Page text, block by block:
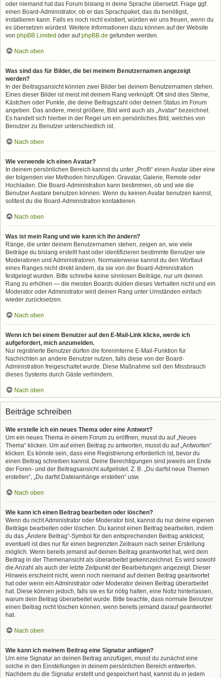
oder niemand hat das Forum bislang in deine Sprache übersetzt. Frage ggf.
einen Board-Administrator, ob er das Sprachpaket, das du benötigst,
installieren kann. Falls es noch nicht existiert, würden wir uns freuen, wenn du
es übersetzen würdest. Weitere Informationen dazu können auf der Website
von phpBB Limited oder aufphpBB.de gefunden werden.
Nach oben
Was sind das für Bilder, die bei meinem Benutzernamen angezeigt
werden?
In der Beitragsansicht können zwei Bilder bei deinem Benutzernamen stehen.
Eines dieser Bilder ist meist mit deinem Rang verknüpft: Oft sind dies Sterne,
Kästchen oder Punkte, die deine Beitragszahl oder deinen Status im Forum
angeben. Das andere, meist größere, Bild wird auch als „Avatar“ bezeichnet.
Es handelt sich hierbei in der Regel um ein persönliches Bild, welches von
Benutzer zu Benutzer unterschiedlich ist.
Nach oben
Wie verwende ich einen Avatar?
In deinem persönlichen Bereich kannst du unter „Profil“ einen Avatar über eine
der folgenden vier Methoden hinzufügen: Gravatar, Galerie, Remote oder
Hochladen. Die Board-Administration kann bestimmen, ob und wie die
Benutzer Avatare benutzen können. Wenn du keinen Avatar benutzen kannst,
solltest du die Board-Administration kontaktieren.
Nach oben
Was ist mein Rang und wie kann ich ihn ändern?
Ränge, die unter deinem Benutzernamen stehen, zeigen an, wie viele
Beiträge du bislang erstellt hast oder identifizieren bestimmte Benutzer wie
Moderatoren und Administratoren. Normalerweise kannst du den Wortlaut
eines Ranges nicht direkt ändern, da sie von der Board-Administration
festgelegt wurden. Bitte schreibe keine sinnlosen Beiträge, nur um deinen
Rang zu erhöhen — die meisten Boards dulden dieses Verhalten nicht und ein
Moderator oder Administrator wird deinen Rang unter Umständen einfach
wieder zurücksetzen.
Nach oben
Wenn ich bei einem Benutzer auf den E-Mail-Link klicke, werde ich
aufgefordert, mich anzumelden.
Nur registrierte Benutzer dürfen die foreninterne E-Mail-Funktion für
Nachrichten an andere Benutzer nutzen, falls diese von der Board-
Administration freigeschaltet wurde. Diese Maßnahme soll den Missbrauch
dieses Systems durch Gäste verhindern.
Nach oben
Beiträge schreiben
Wie erstelle ich ein neues Thema oder eine Antwort?
Um ein neues Thema in einem Forum zu eröffnen, musst du auf „Neues
Thema“ klicken. Um auf einen Beitrag zu antworten, musst du auf „Antworten“
klicken. Es könnte sein, dass eine Registrierung erforderlich ist, bevor du
einen Beitrag schreiben kannst. Deine Berechtigungen sind jeweils am Ende
der Foren- und der Beitragsansicht aufgelistet. Z. B. „Du darfst neue Themen
erstellen“, „Du darfst Dateianhänge erstellen“ usw.
Nach oben
Wie kann ich einen Beitrag bearbeiten oder löschen?
Wenn du nicht Administrator oder Moderator bist, kannst du nur deine eigenen
Beiträge bearbeiten oder löschen. Du kannst einen Beitrag bearbeiten, indem
du das „Ändere Beitrag“-Symbol für den entsprechenden Beitrag anklickst;
eventuell ist dies nur für einen begrenzten Zeitraum nach seiner Erstellung
möglich. Wenn bereits jemand auf deinen Beitrag geantwortet hat, wird dein
Beitrag in der Themenansicht als überarbeitet gekennzeichnet. Es wird sowohl
die Anzahl als auch der letzte Zeitpunkt der Bearbeitungen angezeigt. Dieser
Hinweis erscheint nicht, wenn noch niemand auf deinen Beitrag geantwortet
hat oder wenn ein Administrator oder Moderator deinen Beitrag überarbeitet
hat. Diese können jedoch, falls sie es für nötig halten, eine Notiz hinterlassen,
warum dein Beitrag überarbeitet wurde. Bitte beachte, dass normale Benutzer
einen Beitrag nicht löschen können, wenn bereits jemand darauf geantwortet
hat.
Nach oben
Wie kann ich meinem Beitrag eine Signatur anfügen?
Um eine Signatur an deinen Beitrag anzufügen, musst du zunächst eine
solche in den Einstellungen in deinem persönlichen Bereich entwerfen.
Nachdem du die Signatur erstellt und gespeichert hast, kannst du in jedem